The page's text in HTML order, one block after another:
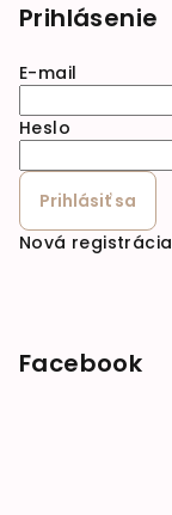
Prihlásenie
E-mail
Heslo
Prihlásiť sa
Nová registrácia
Facebook